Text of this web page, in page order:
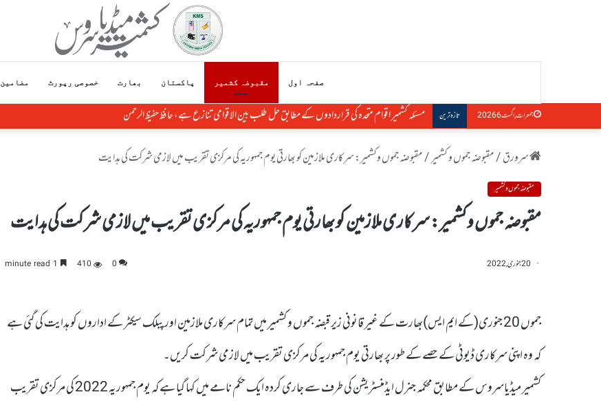
صفحہ اول مقبوضہ کشمیر پاکستان بھارت خصوصی رپورٹ مضامین
جمعرات, اگست 6 2026 تازہ ترین مسئلہ کشمیر اقوام متحدہ کی قراردادوں کے مطابق حل طلب بین الاقوامی تنازع ہے، حافظ حفیظ الرحمن
سرورق/مقبوضہ جموں و کشمیر/مقبوضہ جموں وکشمیر: سرکاری ملازمین کو بھارتی یوم جمہوریہ کی مرکزی تقریب میں لازمی شرکت کی ہدایت
مقبوضہ جموں و کشمیر
مقبوضہ جموں وکشمیر: سرکاری ملازمین کو بھارتی یوم جمہوریہ کی مرکزی تقریب میں لازمی شرکت کی ہدایت
20 جنوری, 2022 0
410
جموں 20 جنوری(کے ایم ایس)بھارت کے غیر قانونی زیر قبضہ جموں و کشمیر میں تمام سرکاری ملازمین اور پبلک سیکٹر کے اداروں کو ہدایت کی گئی ہے
کہ وہ اپنی سرکاری ڈیوٹی کے حصے کے طور پر بھارتی یوم جمہوریہ کی مرکزی تقریب میں لازمی شرکت کریں۔
کشمیر میڈیاسروس کے مطابق محکمہ جنرل ایڈمنسٹریشن کی طرف سے جاری کردہ ایک حکم نامے میں کہا گیا ہے کہ یوم جمہوریہ 2022 کی مرکزی تقریب